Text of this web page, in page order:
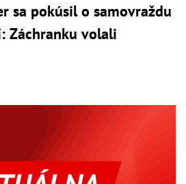
sa pokúsil o samovraždu
Záchranku volali